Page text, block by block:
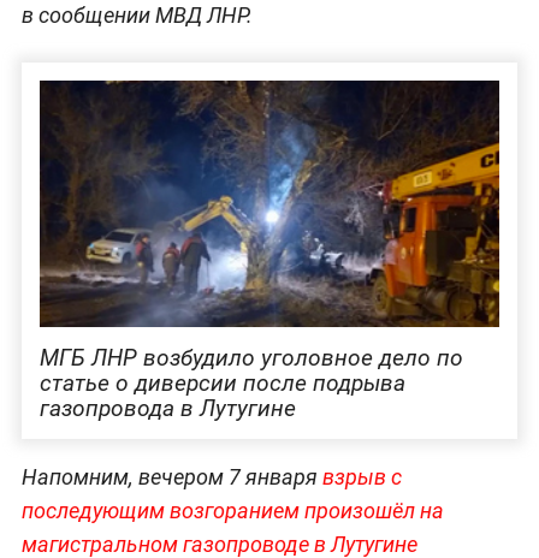
в сообщении МВД ЛНР.
МГБ ЛНР возбудило уголовное дело по
статье о диверсии после подрыва
газопровода в Лутугине
Напомним, вечером 7 января взрыв с
последующим возгоранием произошёл на
магистральном газопроводе в Лутугине